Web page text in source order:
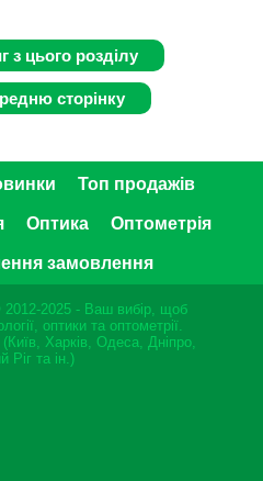
Топ продажів
Оптика Оптометрія
замовлення
2025 - Ваш вибір, щоб
оптики та оптометрії.
(Київ, Харків, Одеса, Дніпро,
Ріг та ін.)